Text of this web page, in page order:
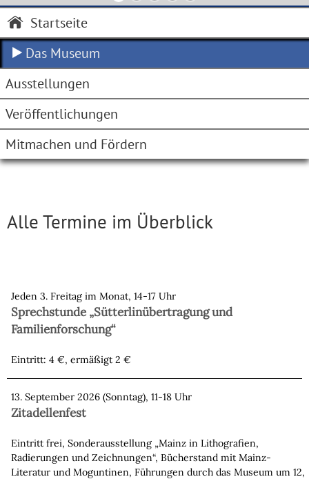
Startseite
Das Museum
Ausstellungen
Veröffentlichungen
Mitmachen und Fördern
Alle Termine im Überblick
Jeden 3. Freitag im Monat, 14-17 Uhr
Sprechstunde „Sütterlinübertragung und
Familienforschung“
Eintritt: 4 €, ermäßigt 2 €
13. September 2026 (Sonntag), 11-18 Uhr
Zitadellenfest
Eintritt frei, Sonderausstellung „Mainz in Lithografien,
Radierungen und Zeichnungen“, Bücherstand mit Mainz-
Literatur und Moguntinen, Führungen durch das Museum um 12,